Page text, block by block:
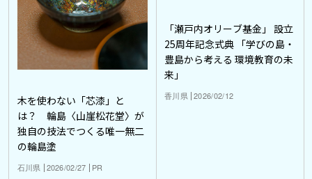
木を使わない「芯漆」と
は？ 輪島〈山崖松花堂〉が
独自の技法でつくる唯一無二
の輪島塗
石川県 2026/02/27 PR
「瀬戸内オリーブ基金」 設立
25周年記念式典 「学びの島・
豊島から考える 環境教育の未
来」
香川県 2026/02/12